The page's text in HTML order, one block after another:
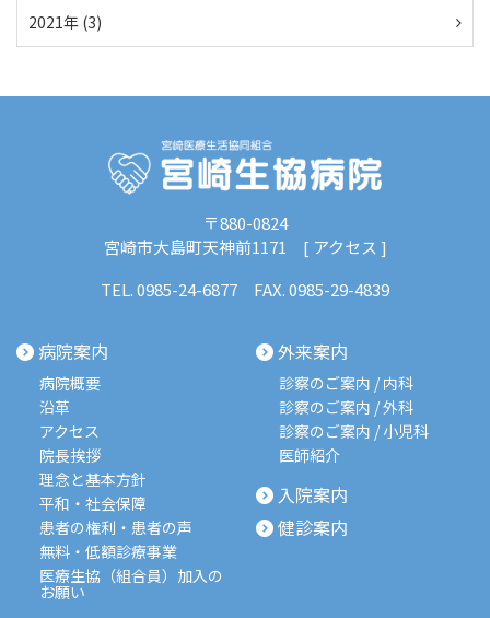
2021年 (3)
〒880-0824
宮崎市大島町天神前1171 [ アクセス ]
TEL.0985-24-6877 FAX. 0985-29-4839
病院案内
病院概要
沿革
アクセス
院長挨拶
理念と基本方針
平和・社会保障
患者の権利・患者の声
無料・低額診療事業
医療生協（組合員）加入の
お願い
外来案内
診察のご案内 / 内科
診察のご案内 / 外科
診察のご案内 / 小児科
医師紹介
入院案内
健診案内